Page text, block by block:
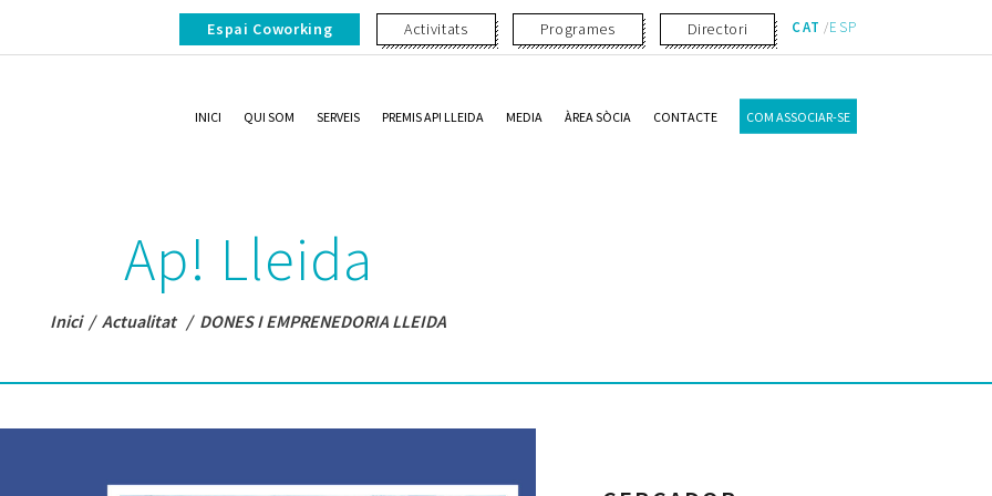
Espai Coworking Activitats Programes Directori CAT ESP
INICI QUI SOM SERVEIS PREMIS AP! LLEIDA MEDIA ÀREA SÒCIA CONTACTE COM ASSOCIAR-SE
Ap! Lleida
Inici/ Actualitat / DONES I EMPRENEDORIA LLEIDA